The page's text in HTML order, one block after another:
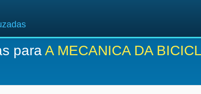
paraA MECANICA DA